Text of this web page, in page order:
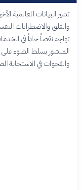
تشير البيانات العالمية
والقلق والاضطرابات
تواجه نقصاً حاداً في
المنشور يسلط الضوء على
والفجوات في الاستجابة